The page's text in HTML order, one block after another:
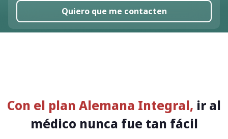
Quiero este plan
Quiero que me contacten
Con el plan Alemana Integral, ir al
médico nunca fue tan fácil